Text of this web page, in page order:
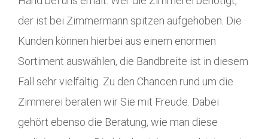
der ist bei Zimmermann spitzen aufgehoben. Die
Kunden können hierbei aus einem enormen
Sortiment auswählen, die Bandbreite ist in diesem
Fall sehr vielfältig. Zu den Chancen rund um die
Zimmerei beraten wir Sie mit Freude. Dabei
gehört ebenso die Beratung, wie man diese